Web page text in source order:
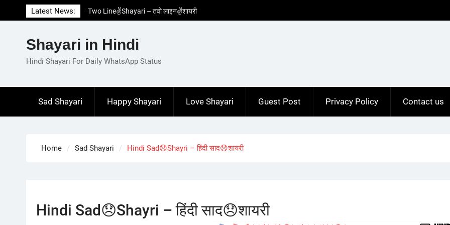
to
Latest News:
Two Line✌️Shayari – तवो लाइन✌️शायरी
Love😓Lines In Hindi – लव😓लाइन्स इन हिंदी
Love🥳Poetry In Hindi – लव🥳पोएट्री इन हिंदी
1 Line☝️Shayari In Hindi – १ लाइन☝️शायरी इन
Shayari in Hindi
Hindi Shayari For Daily WhatsApp Status
Sad Shayari Happy Shayari Love Shayari Guest Post Privacy Policy Contact us
Home Sad Shayari Hindi Sad😞Shayri – हिंदी साद😞शायरी
Hindi Sad😞Shayri – हिंदी साद😞शायरी